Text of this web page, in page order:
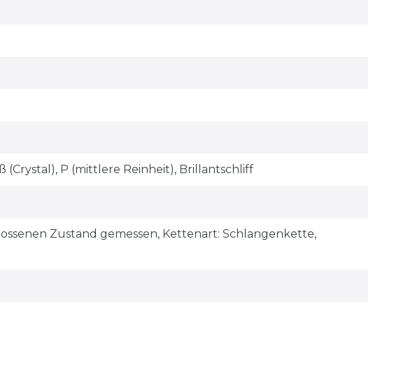
(Crystal), P (mittlere Reinheit), Brillantschliff
Zustand gemessen, Kettenart: Schlangenkette,